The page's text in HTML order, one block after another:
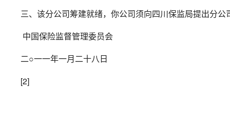
三、该分公司筹建就绪，你公司须向四川保监局提出分
中国保险监督管理委员会
二○一一年一月二十八日
[2]